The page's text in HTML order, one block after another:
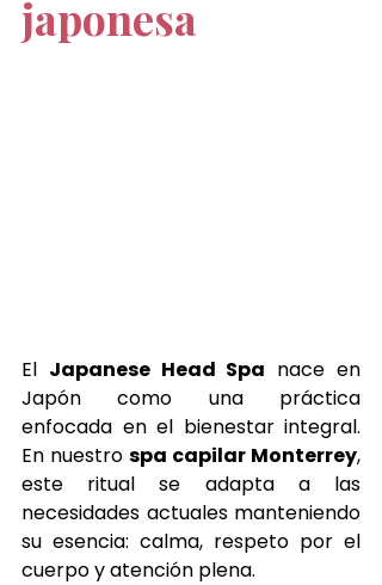
japonesa
El Japanese Head Spa nace en
Japón como una práctica
enfocada en el bienestar integral.
En nuestro spa capilar Monterrey,
este ritual se adapta a las
necesidades actuales manteniendo
su esencia: calma, respeto por el
cuerpo y atención plena.